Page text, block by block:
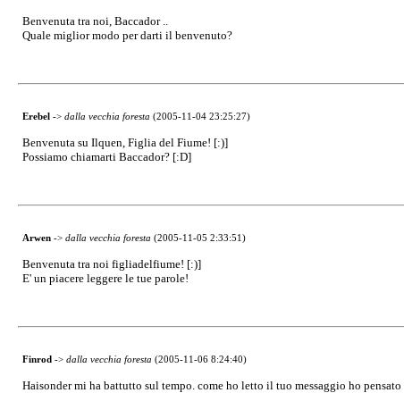
Benvenuta tra noi, Baccador ..
Quale miglior modo per darti il benvenuto?
Erebel-> dalla vecchia foresta (2005-11-04 23:25:27)
Benvenuta su Ilquen, Figlia del Fiume! [:)]
Possiamo chiamarti Baccador? [:D]
Arwen-> dalla vecchia foresta (2005-11-05 2:33:51)
Benvenuta tra noi figliadelfiume! [:)]
E' un piacere leggere le tue parole!
Finrod-> dalla vecchia foresta (2005-11-06 8:24:40)
Haisonder mi ha battutto sul tempo. come ho letto il tuo messaggio ho